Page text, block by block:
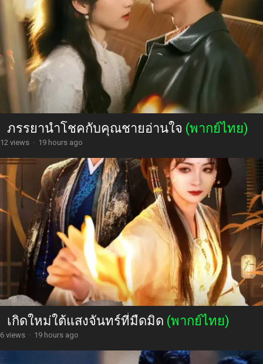
ภรรยานำโชคกับคุณชายอ่านใจ (พากย์ไทย)
12 views · 19 hours ago
เกิดใหม่ใต้แสงจันทร์ที่มืดมิด (พากย์ไทย)
6 views · 19 hours ago